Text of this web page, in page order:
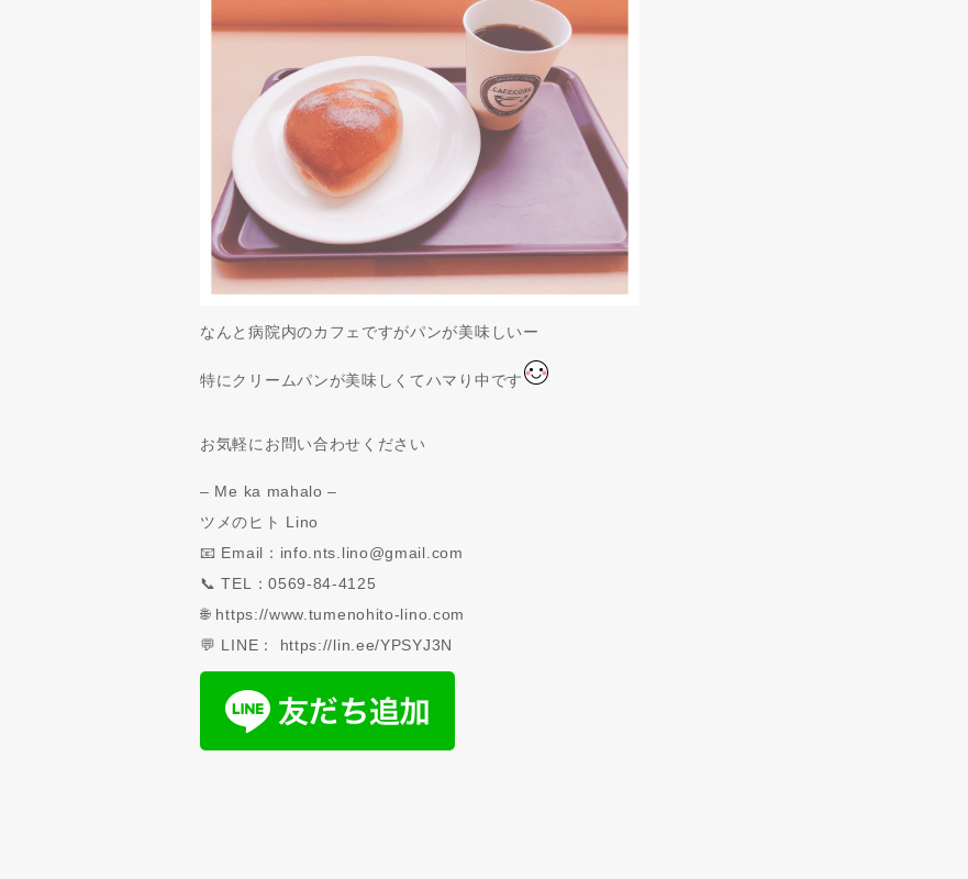
なんと病院内のカフェですがパンが美味しいー
特にクリームパンが美味しくてハマり中です
お気軽にお問い合わせください
– Me ka mahalo –
ツメのヒト Lino
📧 Email：info.nts.lino@gmail.com
📞 TEL：0569-84-4125
🌐 https://www.tumenohito-lino.com
💬 LINE： https://lin.ee/YPSYJ3N